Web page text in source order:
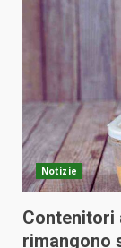
Notizie
Contenitori
rimangono